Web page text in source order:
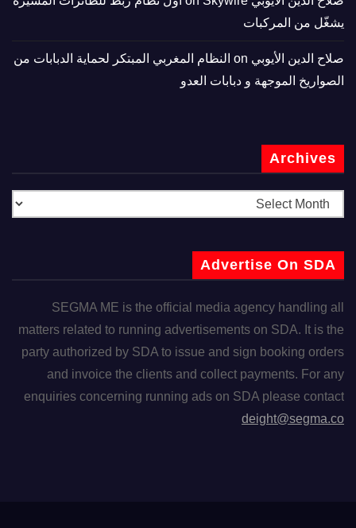
يشغّل من المركبات
صلاح الدين الأيوبي
النظام المغربي المبتكر لحماية الدبابات من
الصواريخ الموجهة و دبابات العدو
Archives
Advertise On SDA
SEGMA ME is the official media agency handling all
matters related to running advertisements on SDA. It is the
party authorized by SDA to issue and sign booking orders
and invoice the clients and collect payments. For any
enquiries concerning running ads on SDA please contact
deight@segma.co